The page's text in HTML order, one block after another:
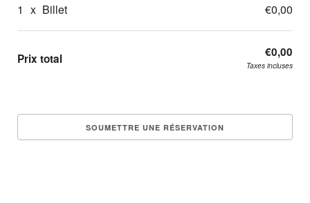
1 x Billet €0,00
Prix total €0,00
Taxes incluses